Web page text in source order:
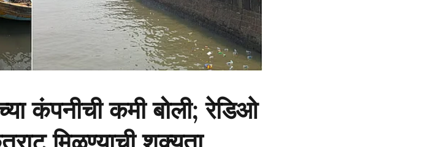
कंपनीची कमी बोली; रेडिओ